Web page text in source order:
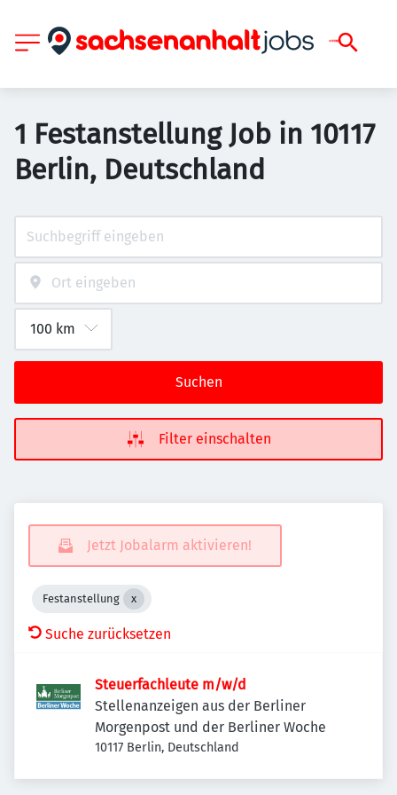
1 Festanstellung Job in 10117
Berlin, Deutschland
Suchen
Filter einschalten
Jetzt Jobalarm aktivieren!
Festanstellung
Suche zurücksetzen
Steuerfachleute m/w/d
Stellenanzeigen aus der Berliner
Morgenpost und der Berliner Woche
10117 Berlin, Deutschland